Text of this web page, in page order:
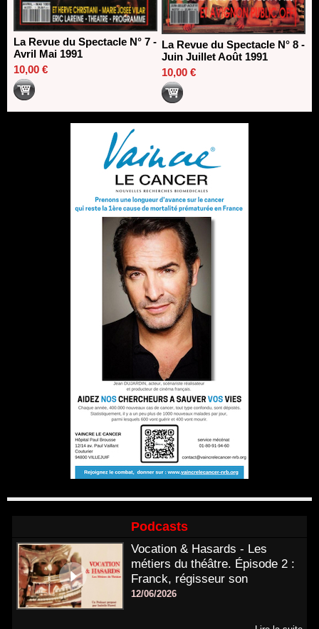
La Revue du Spectacle N° 7 -
Avril Mai 1991
10,00 €
La Revue du Spectacle N° 8 -
Juin Juillet Août 1991
10,00 €
Podcasts
Vocation & Hasards - Les
métiers du théâtre. Épisode 2 :
Franck, régisseur son
12/06/2026